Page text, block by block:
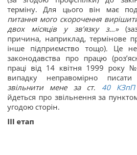
терміну. Для цього він має
питання мого скорочення
двох місяців у зв’язку з…»
причина, наприклад, термінове
інше підприємство тощо). Це
законодавства про працю
праці від 14 квітня 1999 року
випадку неправомірно
звільнити мене за ст. 40 КЗпП
йдеться про звільнення за
угодою сторін.
ІІІ етап